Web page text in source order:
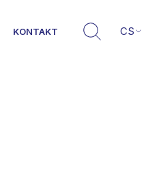
KONTAKT CS